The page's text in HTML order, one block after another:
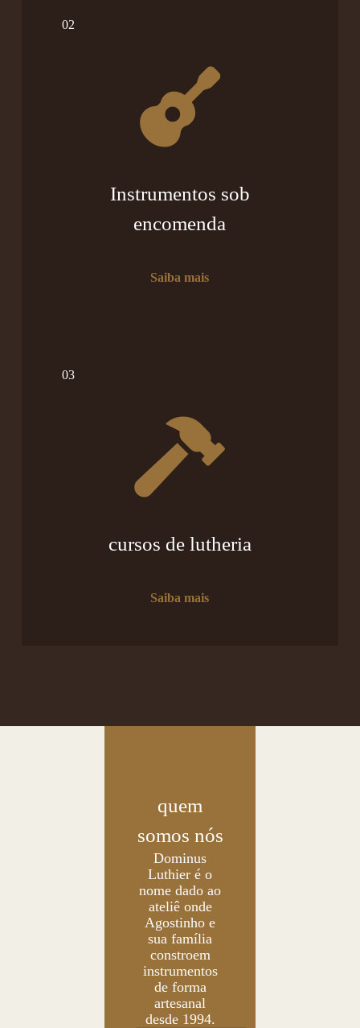
02
Instrumentos sob
encomenda
Saiba mais
03
cursos de lutheria
Saiba mais
quem
somos nós
Dominus
Luthier é o
nome dado ao
ateliê onde
Agostinho e
sua família
constroem
instrumentos
de forma
artesanal
desde 1994.